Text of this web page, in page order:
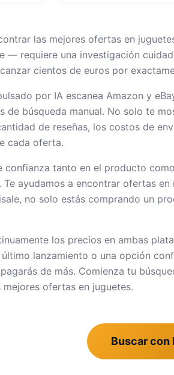
las mejores ofertas en
— requiere una investigación
cientos de euros por
por IA escanea Amazon y
de búsqueda manual. No solo te
de reseñas, los costos de
cada oferta.
confianza tanto en el producto
ayudamos a encontrar ofertas
no solo estás comprando un
los precios en ambas
lanzamiento o una opción
de más. Comienza tu
ofertas en juguetes.
Buscar con